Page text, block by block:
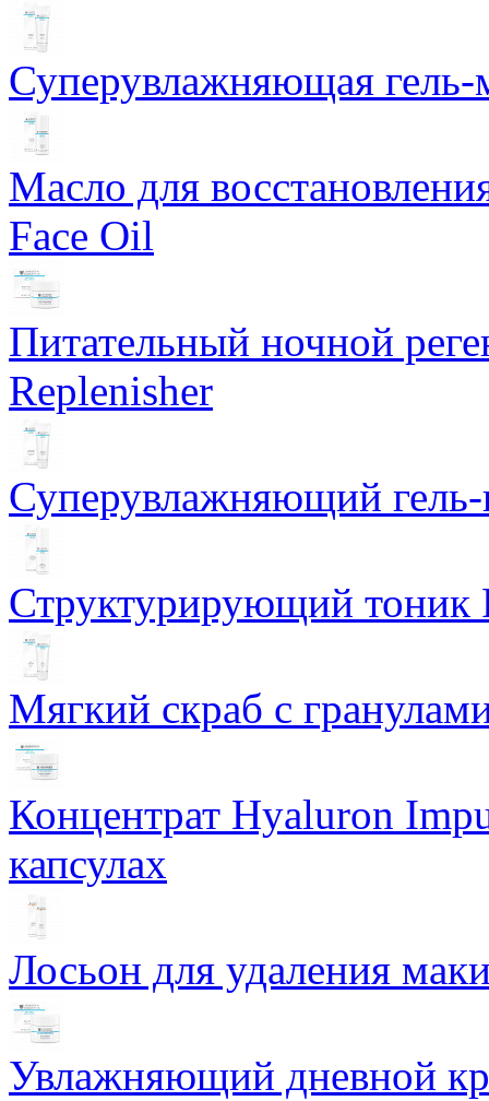
Суперувлажняющая
Масло для
Face Oil
Питательный ночной
Replenisher
Суперувлажняющий
Структурирующий тоник
Мягкий скраб с
Концентрат Hyaluron
капсулах
Лосьон для удаления
Увлажняющий дневной